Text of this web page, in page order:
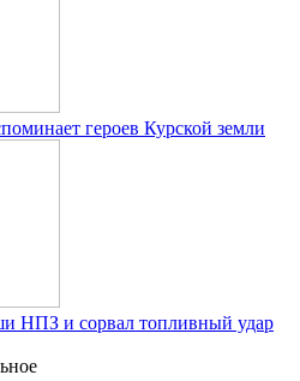
героев Курской земли
НПЗ и сорвал топливный удар